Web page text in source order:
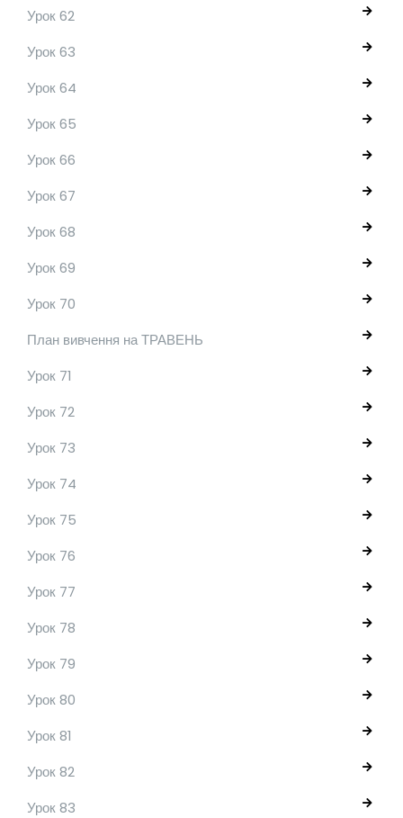
Урок 62
Урок 63
Урок 64
Урок 65
Урок 66
Урок 67
Урок 68
Урок 69
Урок 70
План вивчення на ТРАВЕНЬ
Урок 71
Урок 72
Урок 73
Урок 74
Урок 75
Урок 76
Урок 77
Урок 78
Урок 79
Урок 80
Урок 81
Урок 82
Урок 83